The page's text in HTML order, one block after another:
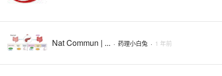
Nat Commun | ... · 药理小白兔 · 1 年前